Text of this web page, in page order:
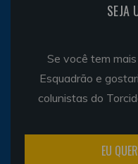
SEJA
Se você tem
Esquadrão e
colunistas do
EU